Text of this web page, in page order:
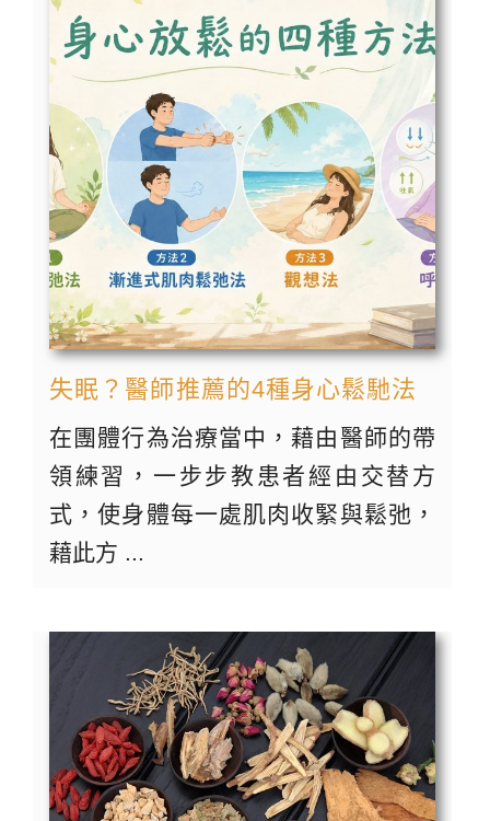
失眠？醫師推薦的4種身心鬆馳法
在團體行為治療當中，藉由醫師的帶
領練習，一步步教患者經由交替方
式，使身體每一處肌肉收緊與鬆弛，
藉此方 ...